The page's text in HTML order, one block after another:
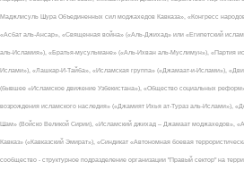
Маджлисуль Шура Объединенных сил моджахедов Кавказа», «Конгресс
«Асбат аль-Ансар», «Священная война» («Аль-Джихад» или «Египетский
аль-Исламия»), «Братья-мусульмане» («Аль-Ихван аль-Муслимун»), «Партия
Ислами»), «Лашкар-И-Тайба», «Исламская группа» («Джамаат-и-Ислами»),
(бывшее «Исламское движение Узбекистана»), «Общество социальных
возрождения исламского наследия» («Джамият Ихья ат-Тураз аль-Ислами»),
Шам» (Войско Великой Сирии), «Исламский джихад – Джамаат моджахедов»,
Кавказ» («Кавказский Эмират»), «Синдикат «Автономная боевая
сообщество - структурное подразделение организации "Правый сектор" на